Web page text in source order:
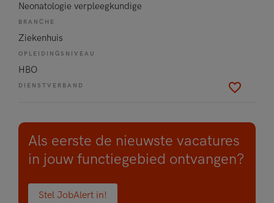
Neonatologie verpleegkundige
BRANCHE
Ziekenhuis
OPLEIDINGSNIVEAU
HBO
DIENSTVERBAND
Als eerste de nieuwste vacatures
in jouw functiegebied ontvangen?
Stel JobAlert in!